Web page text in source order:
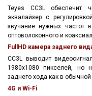
Teyes CC3L обеспечит
эквалайзер с
звучание нужных частот
оптоволоконного и
FullHD камера заднего
CC3L выводит
1980x1080 пикселей, но
заднего хода как в
4G и Wi-Fi